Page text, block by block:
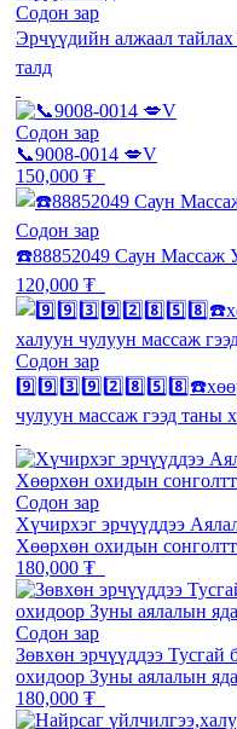
Содон зар
Эрчүүдийн алжаал
талд
Содон зар
📞9008-0014 💋V
150,000 ₮
Содон зар
☎️88852049 Саун Массаж
120,000 ₮
Содон зар
чулуун массаж гээд таны
Содон зар
Хүчирхэг эрчүүддээ
Хөөрхөн охидын
180,000 ₮
Содон зар
Зөвхөн эрчүүддээ Тусгай
охидоор Зуны аялалын
180,000 ₮